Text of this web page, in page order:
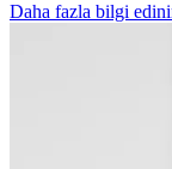
Daha fazla bilgi